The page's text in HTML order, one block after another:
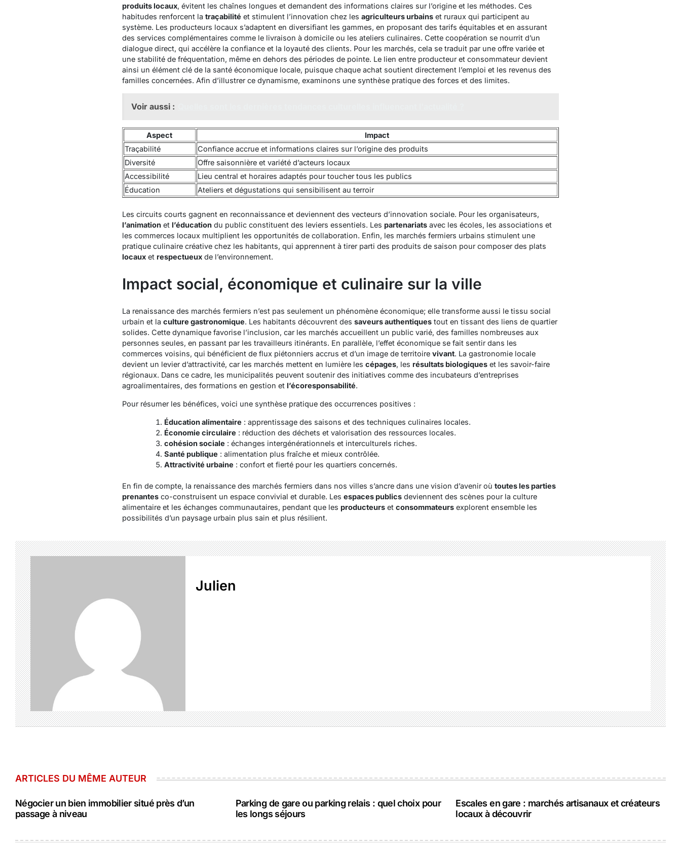
produits locaux, évitent les chaînes longues et demandent des informations claires sur l’origine et les méthodes. Ces
habitudes renforcent la traçabilité et stimulent l’innovation chez les agriculteurs urbainset ruraux qui participent au
système. Les producteurs locaux s’adaptent en diversifiant les gammes, en proposant des tarifs équitables et en assurant
des services complémentaires comme le livraison à domicile ou les ateliers culinaires. Cette coopération se nourrit d’un
dialogue direct, qui accélère la confiance et la loyauté des clients. Pour les marchés, cela se traduit par une offre variée et
une stabilité de fréquentation, même en dehors des périodes de pointe. Le lien entre producteur et consommateur devient
ainsi un élément clé de la santé économique locale, puisque chaque achat soutient directement l’emploi et les revenus des
familles concernées. Afin d’illustrer ce dynamisme, examinons une synthèse pratique des forces et des limites.
Voir aussi :
Aspect
Impact
Traçabilité
Confiance accrue et informations claires sur l’origine des produits
Diversité
Offre saisonnière et variété d’acteurs locaux
Accessibilité
Lieu central et horaires adaptés pour toucher tous les publics
Éducation
Ateliers et dégustations qui sensibilisent au terroir
Les circuits courts gagnent en reconnaissance et deviennent des vecteurs d’innovation sociale. Pour les organisateurs,
l’animationet l’éducationdu public constituent des leviers essentiels. Les partenariatsavec les écoles, les associations et
les commerces locaux multiplient les opportunités de collaboration. Enfin, les marchés fermiers urbains stimulent une
pratique culinaire créative chez les habitants, qui apprennent à tirer parti des produits de saison pour composer des plats
locauxet respectueuxde l’environnement.
Impact social, économique et culinaire sur la ville
La renaissance des marchés fermiers n’est pas seulement un phénomène économique; elle transforme aussi le tissu social
urbain et la culture gastronomique. Les habitants découvrent des saveurs authentiquestout en tissant des liens de quartier
solides. Cette dynamique favorise l’inclusion, car les marchés accueillent un public varié, des familles nombreuses aux
personnes seules, en passant par les travailleurs itinérants. En parallèle, l’effet économique se fait sentir dans les
commerces voisins, qui bénéficient de flux piétonniers accrus et d’un image de territoire vivant. La gastronomie locale
devient un levier d’attractivité, car les marchés mettent en lumière les cépages, les résultats biologiqueset les savoir-faire
régionaux. Dans ce cadre, les municipalités peuvent soutenir des initiatives comme des incubateurs d’entreprises
agroalimentaires, des formations en gestion et l’écoresponsabilité.
Pour résumer les bénéfices, voici une synthèse pratique des occurrences positives :
Éducation alimentaire : apprentissage des saisons et des techniques culinaires locales.
Économie circulaire : réduction des déchets et valorisation des ressources locales.
cohésion sociale : échanges intergénérationnels et interculturels riches.
Santé publique : alimentation plus fraîche et mieux contrôlée.
Attractivité urbaine : confort et fierté pour les quartiers concernés.
En fin de compte, la renaissance des marchés fermiers dans nos villes s’ancre dans une vision d’avenir où toutes les parties
prenantesco-construisent un espace convivial et durable. Les espaces publicsdeviennent des scènes pour la culture
alimentaire et les échanges communautaires, pendant que les producteurset consommateursexplorent ensemble les
possibilités d’un paysage urbain plus sain et plus résilient.
Julien
ARTICLES DU MÊME AUTEUR
Négocier un bien immobilier situé près d’un
passage à niveau
Parking de gare ou parking relais : quel choix pour
les longs séjours
Escales en gare : marchés artisanaux et créateurs
locaux à découvrir